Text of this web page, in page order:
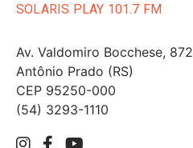
SOLARIS PLAY 101.7 FM
Av. Valdomiro Bocchese, 872
Antônio Prado (RS)
CEP 95250-000
(54) 3293-1110